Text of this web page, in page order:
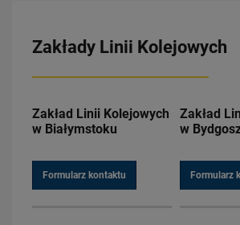
Zakłady Linii Kolejowych
Zakład Linii Kolejowych
w Białymstoku
Formularz kontaktu
Zakład
w
Formularz
Zarząd Spółki
Zakłady Linii Kolejowych
Zakład Maszyn Torowych
Centrum Diagnostyki